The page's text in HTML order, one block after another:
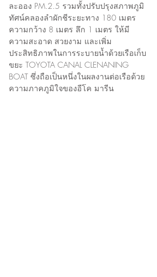
ละออง PM.2.5 รวมทั้งปรับปรุงสภาพภูมิ
ทัศน์คลองลำผักชีระยะทาง 180 เมตร
ความกว้าง 8 เมตร ลึก 1 เมตร ให้มี
ความสะอาด สวยงาม และเพิ่ม
ประสิทธิภาพในการระบายน้ำด้วยเรือเก็บ
ขยะ TOYOTA CANAL CLENANING
BOAT ซึ่งถือเป็นหนึ่งในผลงานต่อเรือด้วย
ความภาคภูมิใจของอีโค มารีน